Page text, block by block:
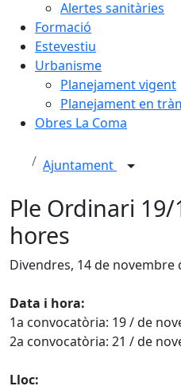
Alertes sanitàries
Formació
Estevestiu
Urbanisme
Planejament vigent
Planejament en
Obres La Coma
Ajuntament
Ple Ordinari
hores
Divendres, 14 de novembre
Data i hora:
1a convocatòria: 19 / de
2a convocatòria: 21 / de
Lloc: